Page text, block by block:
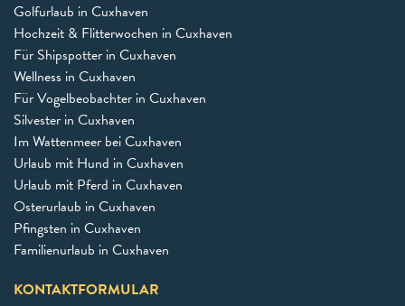
Golfurlaub in Cuxhaven
Hochzeit & Flitterwochen in Cuxhaven
Für Shipspotter in Cuxhaven
Wellness in Cuxhaven
Für Vogelbeobachter in Cuxhaven
Silvester in Cuxhaven
Im Wattenmeer bei Cuxhaven
Urlaub mit Hund in Cuxhaven
Urlaub mit Pferd in Cuxhaven
Osterurlaub in Cuxhaven
Pfingsten in Cuxhaven
Familienurlaub in Cuxhaven
KONTAKTFORMULAR